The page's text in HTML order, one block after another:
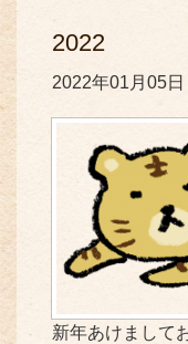
2022
2022年01月05日
新年あけまして